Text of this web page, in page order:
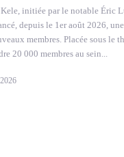
initiée par le notable Éric
depuis le 1er août 2026,
membres. Placée sous le
20 000 membres au sein...